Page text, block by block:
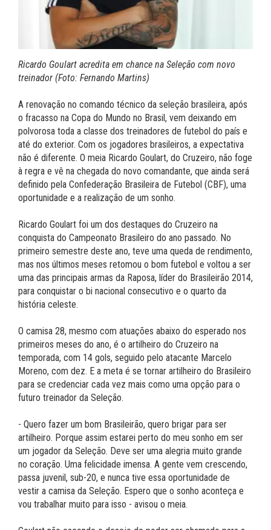
Ricardo Goulart acredita em chance na Seleção com novo
treinador (Foto: Fernando Martins)
A renovação no comando técnico da seleção brasileira, após
o fracasso na Copa do Mundo no Brasil, vem deixando em
polvorosa toda a classe dos treinadores de futebol do país e
até do exterior. Com os jogadores brasileiros, a expectativa
não é diferente. O meia Ricardo Goulart, do Cruzeiro, não foge
à regra e vê na chegada do novo comandante, que ainda será
definido pela Confederação Brasileira de Futebol (CBF), uma
oportunidade e a realização de um sonho.
Ricardo Goulart foi um dos destaques do Cruzeiro na
conquista do Campeonato Brasileiro do ano passado. No
primeiro semestre deste ano, teve uma queda de rendimento,
mas nos últimos meses retomou o bom futebol e voltou a ser
uma das principais armas da Raposa, líder do Brasileirão 2014,
para conquistar o bi nacional consecutivo e o quarto da
história celeste.
O camisa 28, mesmo com atuações abaixo do esperado nos
primeiros meses do ano, é o artilheiro do Cruzeiro na
temporada, com 14 gols, seguido pelo atacante Marcelo
Moreno, com dez. E a meta é se tornar artilheiro do Brasileiro
para se credenciar cada vez mais como uma opção para o
futuro treinador da Seleção.
- Quero fazer um bom Brasileirão, quero brigar para ser
artilheiro. Porque assim estarei perto do meu sonho em ser
um jogador da Seleção. Deve ser uma alegria muito grande
no coração. Uma felicidade imensa. A gente vem crescendo,
passa juvenil, sub-20, e nunca tive essa oportunidade de
vestir a camisa da Seleção. Espero que o sonho aconteça e
vou trabalhar muito para isso - avisou o meia.